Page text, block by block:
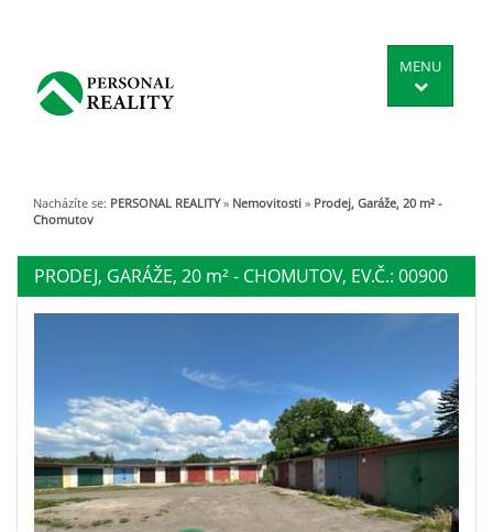
MENU
Nacházíte se: PERSONAL REALITY » Nemovitosti » Prodej, Garáže, 20 m² -
Chomutov
PRODEJ, GARÁŽE, 20 m²- CHOMUTOV, EV.Č.: 00900